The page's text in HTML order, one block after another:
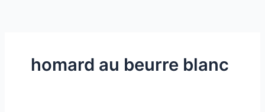
homard au beurre blanc